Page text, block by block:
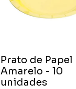
Prato de Papel
Amarelo - 10
unidades